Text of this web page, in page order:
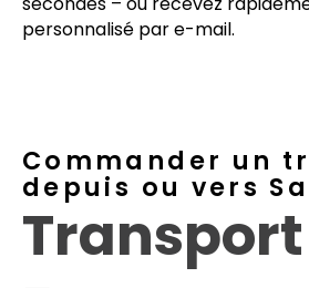
personnalisé par e-mail.
Commander un
depuis ou vers
Transport